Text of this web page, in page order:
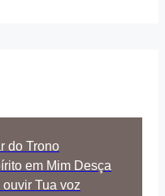
do Trono
em Mim Desça
Tua voz